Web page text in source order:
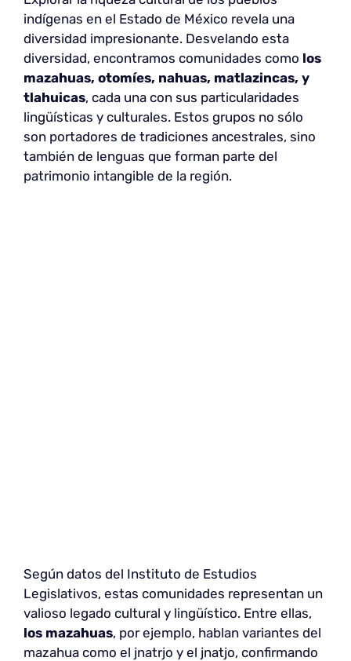
indígenas en el Estado de México revela una
diversidad impresionante. Desvelando esta
diversidad, encontramos comunidades como los
mazahuas, otomíes, nahuas, matlazincas, y
tlahuicas, cada una con sus particularidades
lingüísticas y culturales. Estos grupos no sólo
son portadores de tradiciones ancestrales, sino
también de lenguas que forman parte del
patrimonio intangible de la región.
Según datos del Instituto de Estudios
Legislativos, estas comunidades representan un
valioso legado cultural y lingüístico. Entre ellas,
los mazahuas, por ejemplo, hablan variantes del
mazahua como el jnatrjo y el jnatjo, confirmando